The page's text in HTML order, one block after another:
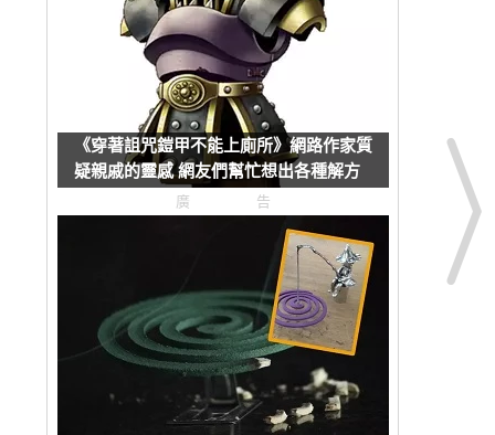
《穿著詛咒鎧甲不能上廁所》網路作家質
疑親戚的靈感 網友們幫忙想出各種解方
廣告